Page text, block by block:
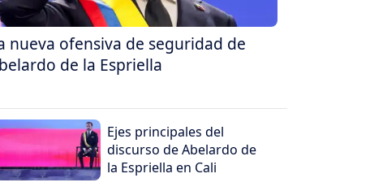
nueva ofensiva de seguridad de
de la Espriella
Ejes principales del
discurso de Abelardo de
la Espriella en Cali